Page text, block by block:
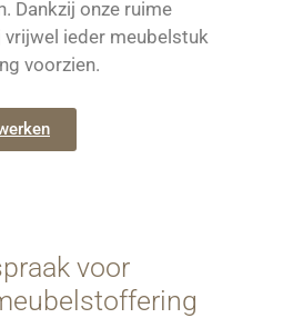
Dankzij onze ruime
vrijwel ieder meubelstuk
voorzien.
voor